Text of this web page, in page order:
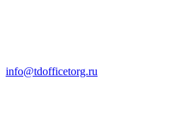
info@tdofficetorg.ru